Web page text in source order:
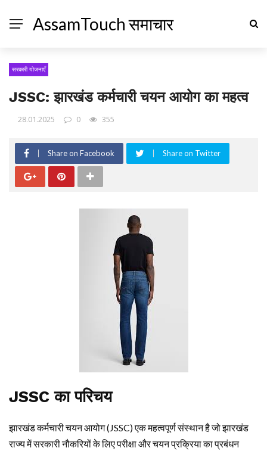
AssamTouch समाचार
सरकारी योजनाएँ
JSSC: झारखंड कर्मचारी चयन आयोग का महत्व
28.01.2025 0 355
Share on Facebook Share on Twitter
JSSC का परिचय
झारखंड कर्मचारी चयन आयोग (JSSC) एक महत्वपूर्ण संस्थान है जो झारखंड
राज्य में सरकारी नौकरियों के लिए परीक्षा और चयन प्रक्रिया का प्रबंधन